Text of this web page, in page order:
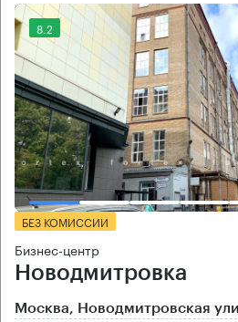
8.2
БЕЗ КОМИССИИ
Бизнес-центр
Новодмитровка
Москва, Новодмитровская